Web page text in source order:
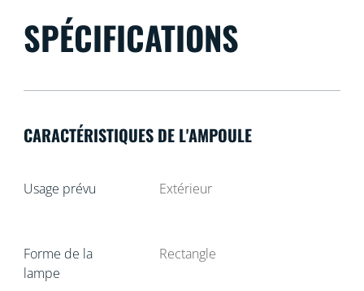
SPÉCIFICATIONS
CARACTÉRISTIQUES DE L'AMPOULE
Usage prévu Extérieur
Forme de la
lampe
Rectangle